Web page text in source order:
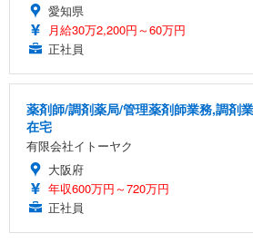
愛知県
月給30万2,200円～60万円
正社員
薬剤師/調剤薬局/管理薬剤師業務,調剤
在宅
有限会社イトーヤク
大阪府
年収600万円～720万円
正社員